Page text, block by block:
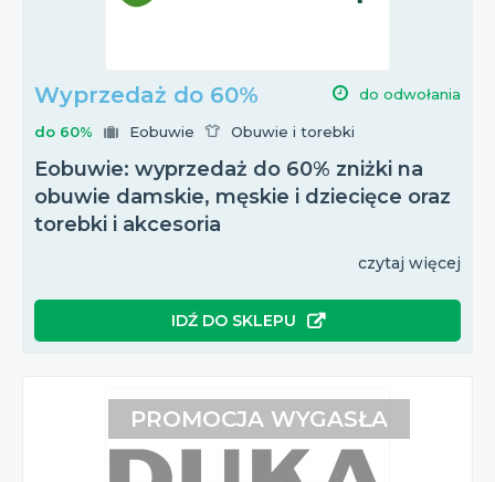
Wyprzedaż do 60% do odwołania
do 60% Eobuwie Obuwie i torebki
Eobuwie: wyprzedaż do 60% zniżki na
obuwie damskie, męskie i dziecięce oraz
torebki i akcesoria
czytaj więcej
IDŹ DO SKLEPU
PROMOCJA WYGASŁA